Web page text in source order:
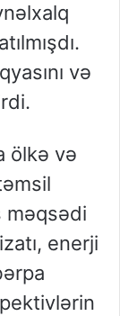
və
ölkə və
məqsədi
enerji